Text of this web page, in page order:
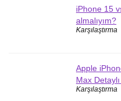
iPhone 15
almalıyım?
Karşılaştırma
Apple
Max
Karşılaştırma